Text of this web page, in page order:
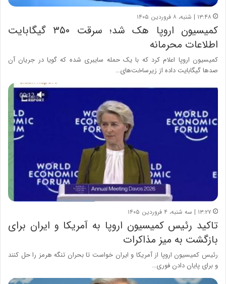
۱۳:۴۸ | شنبه، ۸ فروردین ۱۴۰۵
کمیسیون اروپا هک شد؛ سرقت ۳۵۰ گیگابایت
اطلاعات محرمانه
کمیسیون اروپا اعلام کرد که با یک حمله سایبری شده که گویا در جریان آن
صدها گیگابایت داده از زیرساخت‌های…
۱۳:۲۷ | سه شنبه، ۴ فروردین ۱۴۰۵
تاکید رئیس کمیسیون اروپا به آمریکا و ایران برای
بازگشت به میز مذاکرات
رئیس کمیسیون اروپا از آمریکا و ایران خواست تا بحران تنگه هرمز را حل کنند
و برای پایان دادن فوری…